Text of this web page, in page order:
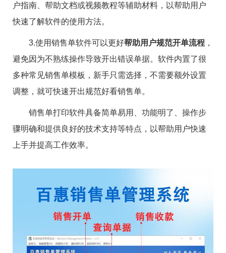
户指南、帮助文档或视频教程等辅助材料，以帮助用户
快速了解软件的使用方法。
3.使用销售单软件可以更好帮助用户规范开单流程 ，
避免因为不熟练操作导致开出错误单据。软件内置了很
多种常见销售单模板，新手只需选择，不需要额外设置
调整，就可快速开出规范好看销售单。
销售单打印软件具备简单易用、功能明了、操作步
骤明确和提供良好的技术支持等特点，以帮助用户快速
上手并提高工作效率。